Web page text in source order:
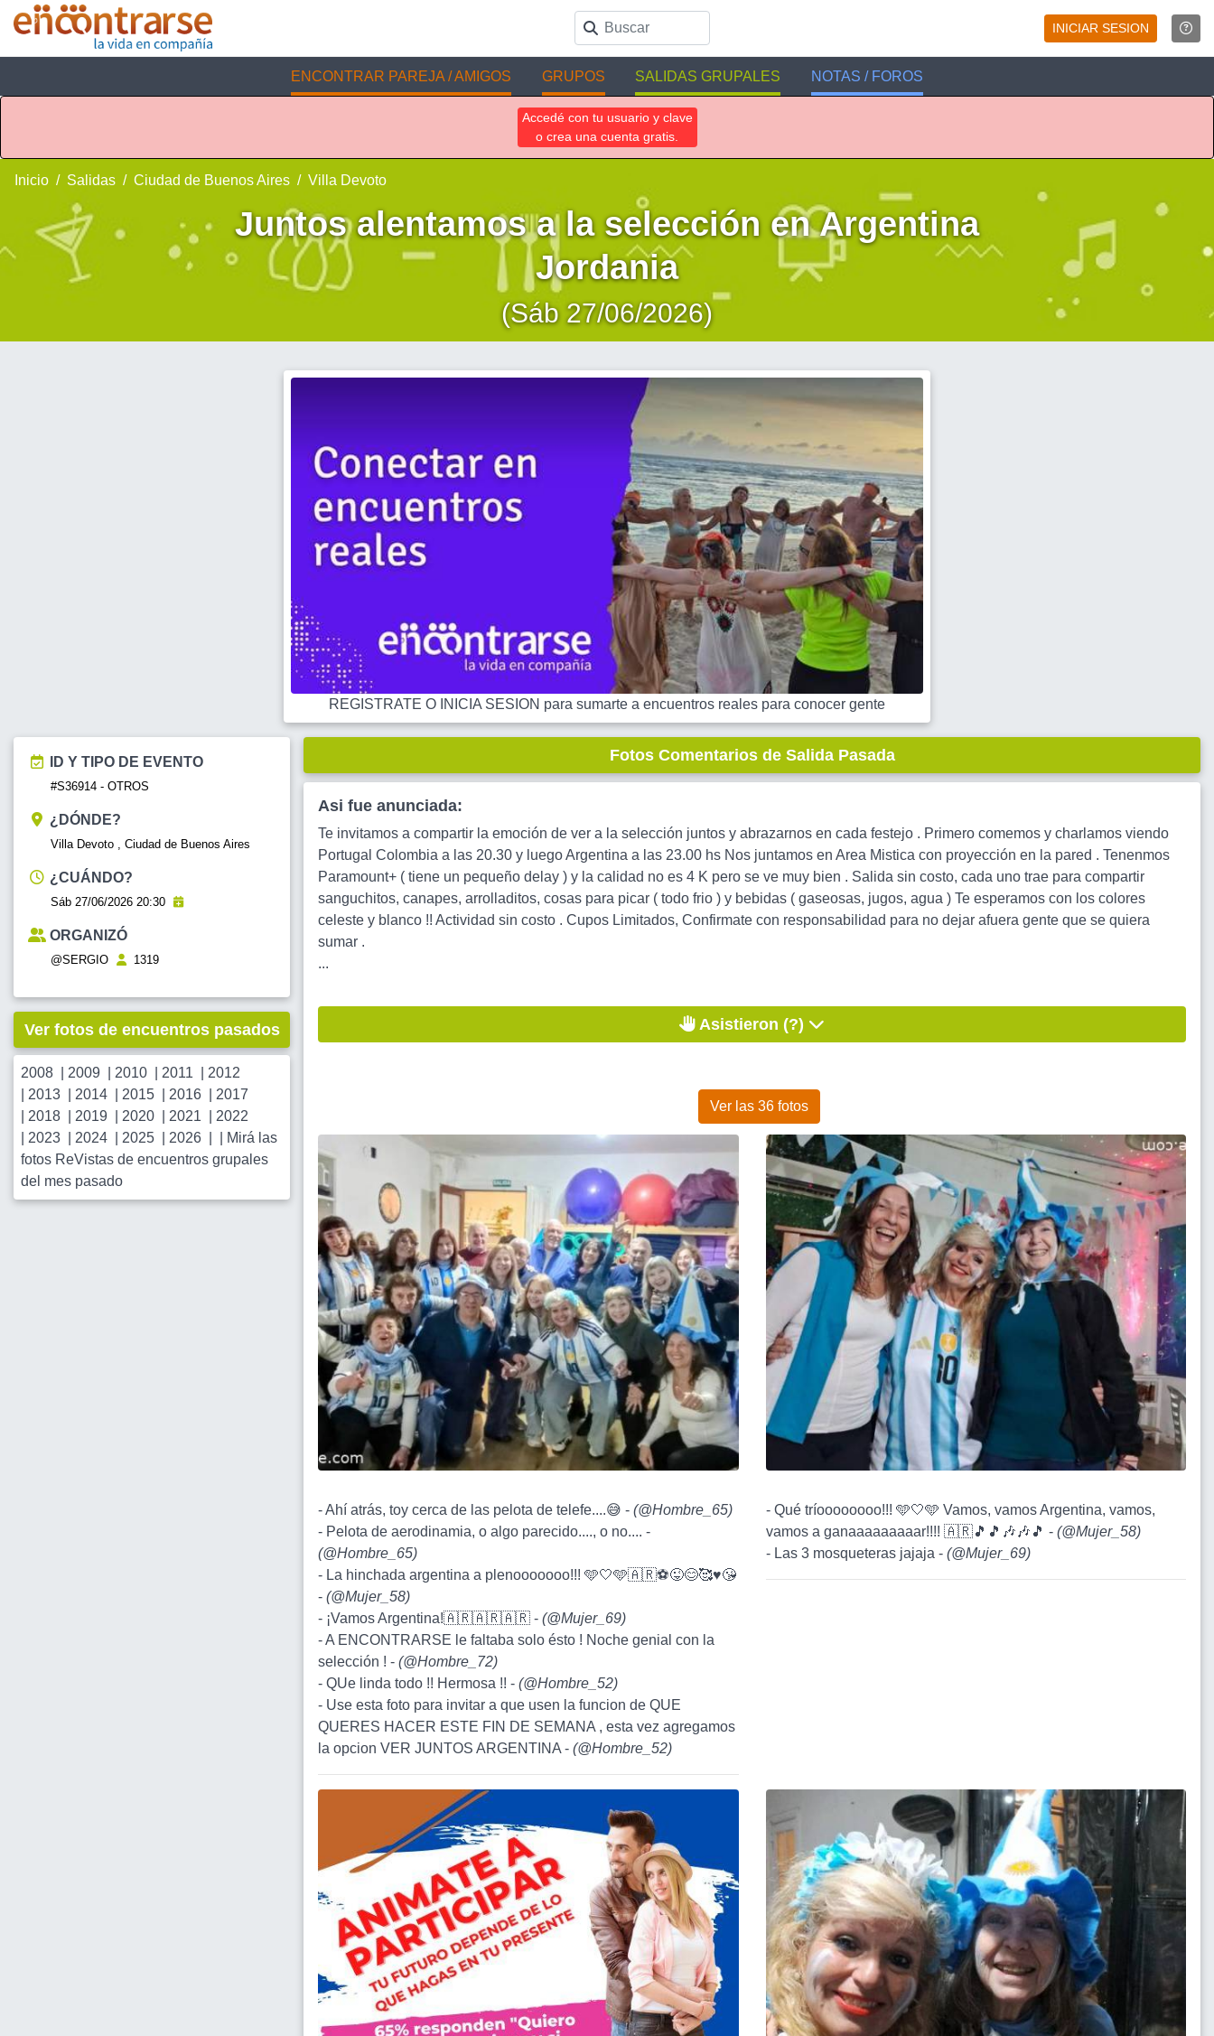
INICIAR SESION
ENCONTRAR PAREJA / AMIGOS GRUPOS SALIDAS GRUPALES NOTAS / FOROS
Accedé con tu usuario y clave
o crea una cuenta gratis.
Inicio Salidas Ciudad de Buenos Aires Villa Devoto
Juntos alentamos a la selección en Argentina
Jordania
(Sáb 27/06/2026)
REGISTRATE O INICIA SESION para sumarte a encuentros reales para conocer gente
ID Y TIPO DE EVENTO
#S36914 - OTROS
¿DÓNDE?
Villa Devoto , Ciudad de Buenos Aires
¿CUÁNDO?
Sáb 27/06/2026 20:30
ORGANIZÓ
@SERGIO 1319
Ver fotos de encuentros pasados
2008 2009 2010 2011
2012
2013 2014 2015 2016
2017
2018 2019 2020 2021
2022
2023 2024 2025 2026
Mirá las
fotos ReVistas de encuentros grupales
del mes pasado
Fotos Comentarios de Salida Pasada
Asi fue anunciada:
Te invitamos a compartir la emoción de ver a la selección juntos y abrazarnos en cada festejo . Primero comemos y charlamos viendo
Portugal Colombia a las 20.30 y luego Argentina a las 23.00 hs Nos juntamos en Area Mistica con proyección en la pared . Tenenmos
Paramount+ ( tiene un pequeño delay ) y la calidad no es 4 K pero se ve muy bien . Salida sin costo, cada uno trae para compartir
sanguchitos, canapes, arrolladitos, cosas para picar ( todo frio ) y bebidas ( gaseosas, jugos, agua ) Te esperamos con los colores
celeste y blanco !! Actividad sin costo . Cupos Limitados, Confirmate con responsabilidad para no dejar afuera gente que se quiera
sumar .
...
Asistieron (?)
Ver las 36 fotos
- Ahí atrás, toy cerca de las pelota de telefe....😅 - (@Hombre_65)
- Pelota de aerodinamia, o algo parecido...., o no.... -
(@Hombre_65)
- La hinchada argentina a plenooooooo!!! 🩵🤍🩵🇦🇷⚽️😜😊🥰♥️😘
- (@Mujer_58)
- ¡Vamos Argentina!🇦🇷🇦🇷🇦🇷 - (@Mujer_69)
- A ENCONTRARSE le faltaba solo ésto ! Noche genial con la
selección ! - (@Hombre_72)
- QUe linda todo !! Hermosa !! - (@Hombre_52)
- Use esta foto para invitar a que usen la funcion de QUE
QUERES HACER ESTE FIN DE SEMANA , esta vez agregamos
la opcion VER JUNTOS ARGENTINA - (@Hombre_52)
- Qué tríoooooooo!!! 🩵🤍🩵 Vamos, vamos Argentina, vamos,
vamos a ganaaaaaaaaar!!!! 🇦🇷🎵🎵🎶🎶🎵 - (@Mujer_58)
- Las 3 mosqueteras jajaja - (@Mujer_69)